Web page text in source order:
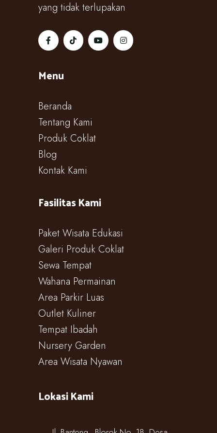
yang tidak terlupakan
Menu
Beranda
Tentang Kami
Produk Coklat
Blog
Kontak Kami
Fasilitas Kami
Paket Wisata Edukasi
Galeri Produk Coklat
Sewa Tempat
Wahana Permainan
Area Parkir Luas
Outlet Kuliner
Tempat Ibadah
Nursery Garden
Area Wisata Nyawan
Lokasi Kami